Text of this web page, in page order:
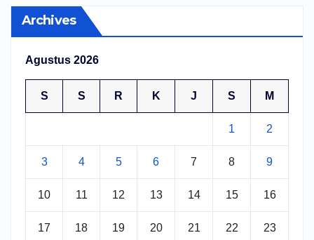
Archives
Agustus 2026
S S R K J S M
1 2
3 4 5 6 7 8 9
10 11 12 13 14 15 16
17 18 19 20 21 22 23